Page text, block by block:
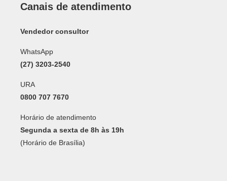
Canais de atendimento
Vendedor consultor
WhatsApp
(27) 3203-2540
URA
0800 707 7670
Horário de atendimento
Segunda a sexta de 8h às 19h
(Horário de Brasília)